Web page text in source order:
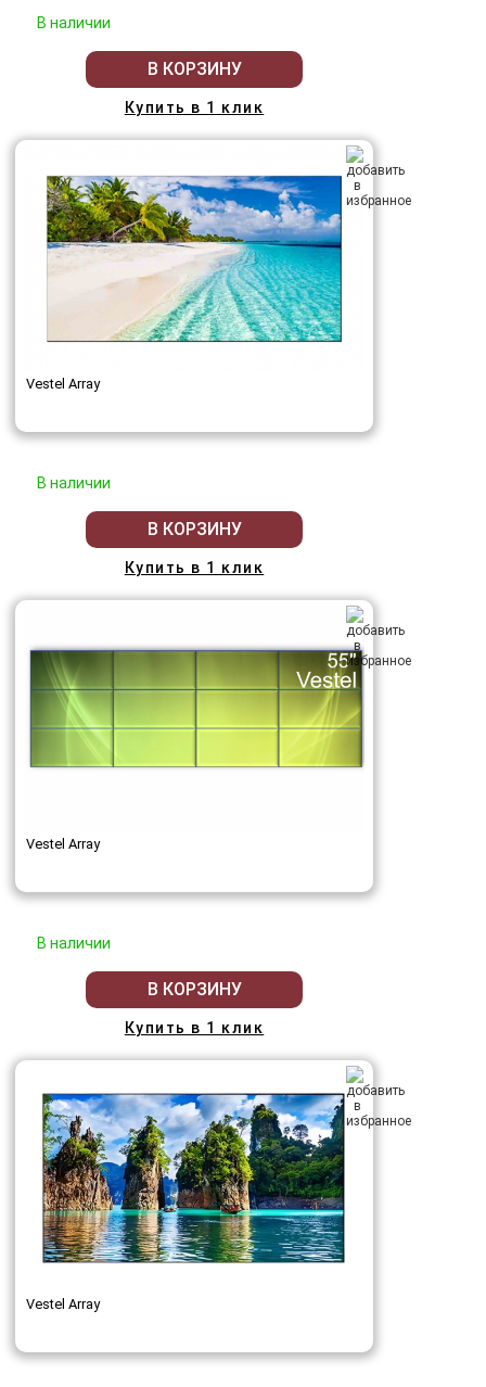
В наличии
В КОРЗИНУ
Купить в 1 клик
Vestel Array
В наличии
В КОРЗИНУ
Купить в 1 клик
Vestel Array
В наличии
В КОРЗИНУ
Купить в 1 клик
Vestel Array